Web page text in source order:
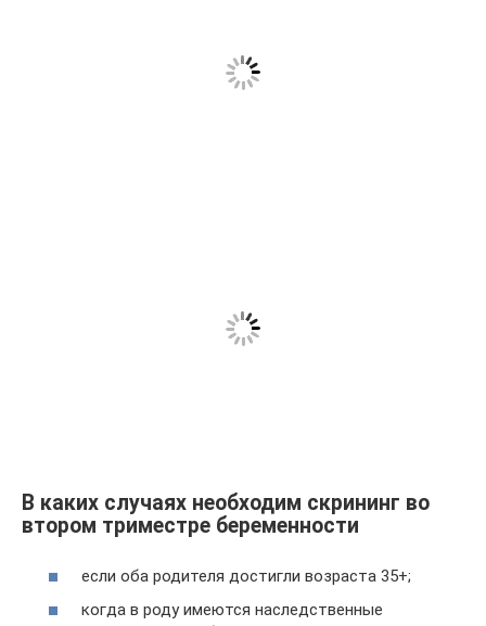
В каких случаях необходим скрининг во
втором триместре беременности
если оба родителя достигли возраста 35+;
когда в роду имеются наследственные